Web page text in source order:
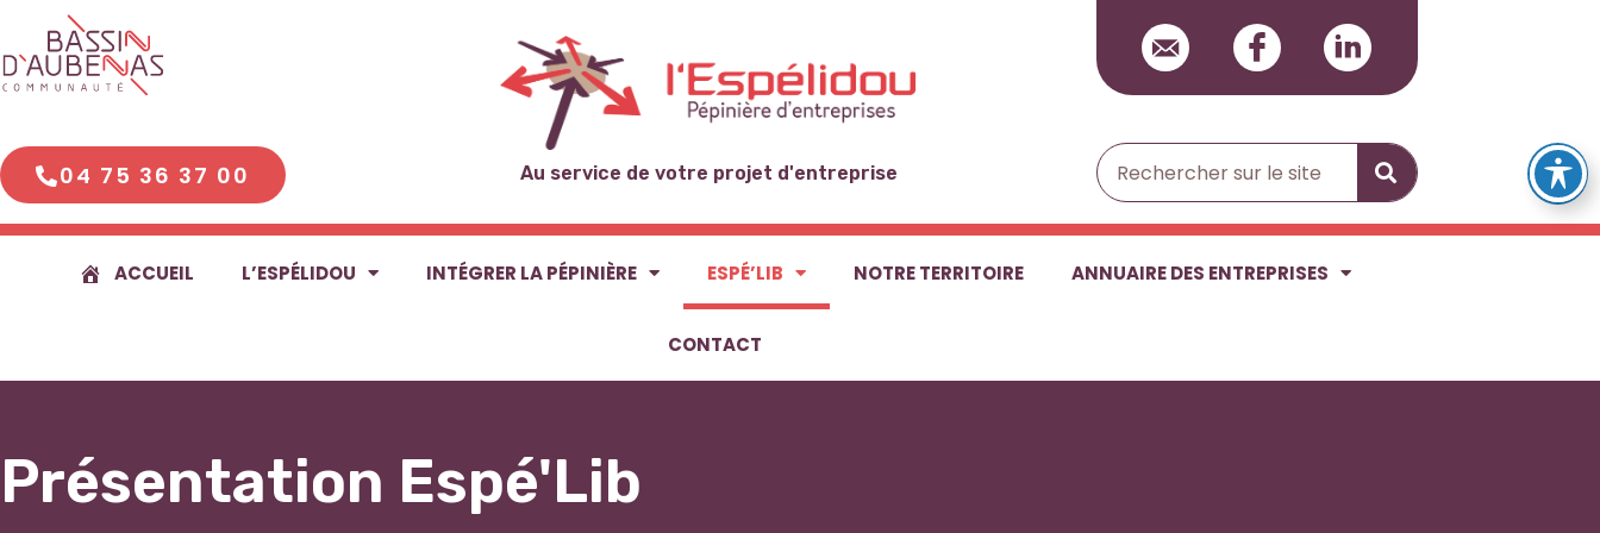
contenu
04 75 36 37 00 Au service de votre projet d'entreprise
Rechercher
ACCUEIL L’ESPÉLIDOU INTÉGRER LA PÉPINIÈRE ESPÉ’LIB NOTRE TERRITOIRE ANNUAIRE DES ENTREPRISES
CONTACT
Présentation Espé'Lib